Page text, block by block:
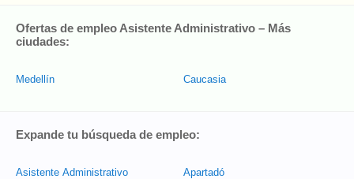
Ofertas de empleo Asistente Administrativo – Más
ciudades:
Medellín Caucasia
Expande tu búsqueda de empleo:
Asistente Administrativo Apartadó